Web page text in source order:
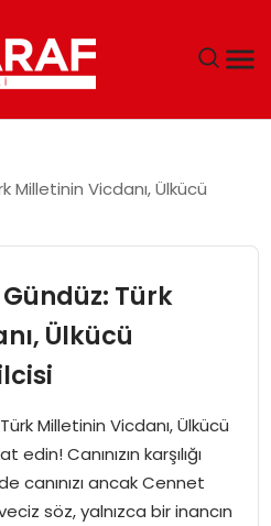
Milletinin Vicdanı, Ülkücü
Türk
Ülkücü
Milletinin Vicdanı, Ülkücü
Canınızın karşılığı
canınızı ancak Cennet
veciz söz, yalnızca bir inancın